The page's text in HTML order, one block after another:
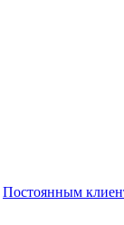
Постоянным